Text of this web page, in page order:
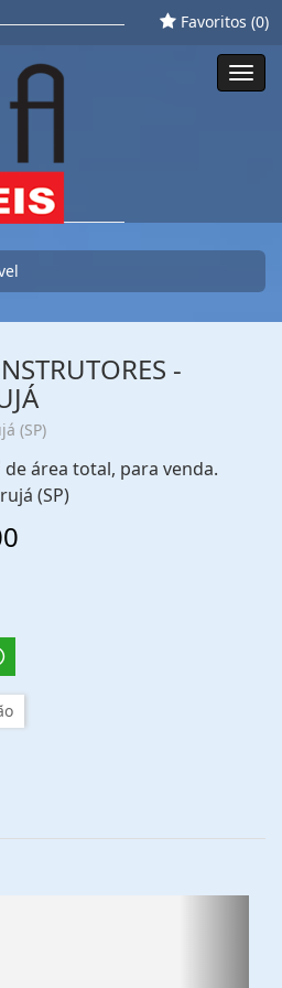
Favoritos (0)
-
(SP)
de área total, para venda.
(SP)